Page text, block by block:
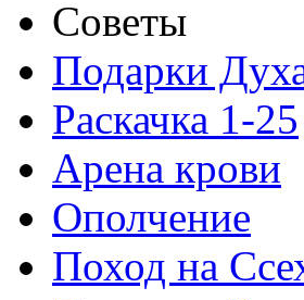
Советы
Подарки
Раскачка 1-25
Арена крови
Ополчение
Поход на